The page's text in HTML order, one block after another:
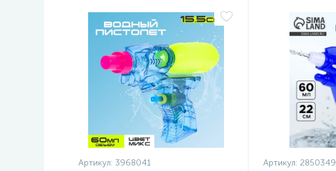
Артикул: 3968041 Артикул: 2850349